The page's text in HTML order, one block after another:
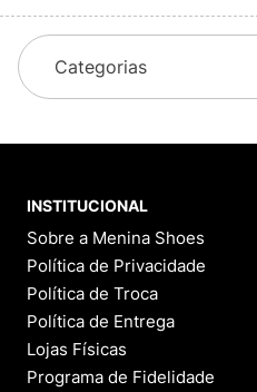
Categorias
INSTITUCIONAL
Sobre a Menina Shoes
Política de Privacidade
Política de Troca
Política de Entrega
Lojas Físicas
Programa de Fidelidade